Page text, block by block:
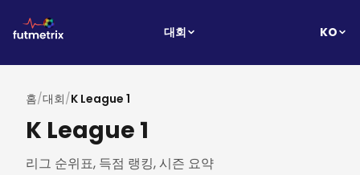
대회 KO
홈/대회/K League 1
K League 1
리그 순위표, 득점 랭킹, 시즌 요약